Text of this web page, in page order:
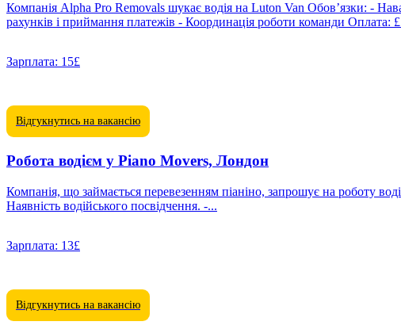
Компанія Alpha Pro Removals шукає водія на Luton Van Обов’язки: - Навантаження меблів і побутових речей - Пакування крихких предметів - Доставка за вказаними адресами - Виставлення
рахунків і приймання платежів -
Зарплата: 15£
Відгукнутись на вакансію
Робота водієм у Piano Movers, Лондон
Компанія, що займається перевезенням піаніно, запрошує на роботу водія.
Наявність водійського посвідчення. -...
Зарплата: 13£
Відгукнутись на вакансію